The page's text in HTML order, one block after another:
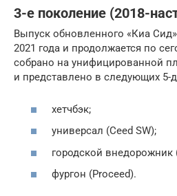
3-е поколение (2018-
Выпуск обновленного «Киа
2021 года и продолжается по
собрано на унифицированной
и представлено в следующих
хетчбэк;
универсал (Ceed SW);
городской внедорожник
фургон (Proceed).